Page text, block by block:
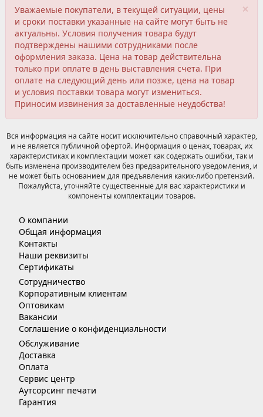
×
Уважаемые покупатели, в текущей ситуации, цены
и сроки поставки указанные на сайте могут быть не
актуальны. Условия получения товара будут
подтверждены нашими сотрудниками после
оформления заказа. Цена на товар действительна
только при оплате в день выставления счета. При
оплате на следующий день или позже, цена на товар
и условия поставки товара могут измениться.
Приносим извинения за доставленные неудобства!
Вся информация на сайте носит исключительно справочный характер,
и не является публичной офертой. Информация о ценах, товарах, их
характеристиках и комплектации может как содержать ошибки, так и
быть изменена производителем без предварительного уведомления, и
не может быть основанием для предъявления каких-либо претензий.
Пожалуйста, уточняйте существенные для вас характеристики и
компоненты комплектации товаров.
О компании
Общая информация
Контакты
Наши реквизиты
Сертификаты
Сотрудничество
Корпоративным клиентам
Оптовикам
Вакансии
Соглашение о конфиденциальности
Обслуживание
Доставка
Оплата
Сервис центр
Аутсорсинг печати
Гарантия